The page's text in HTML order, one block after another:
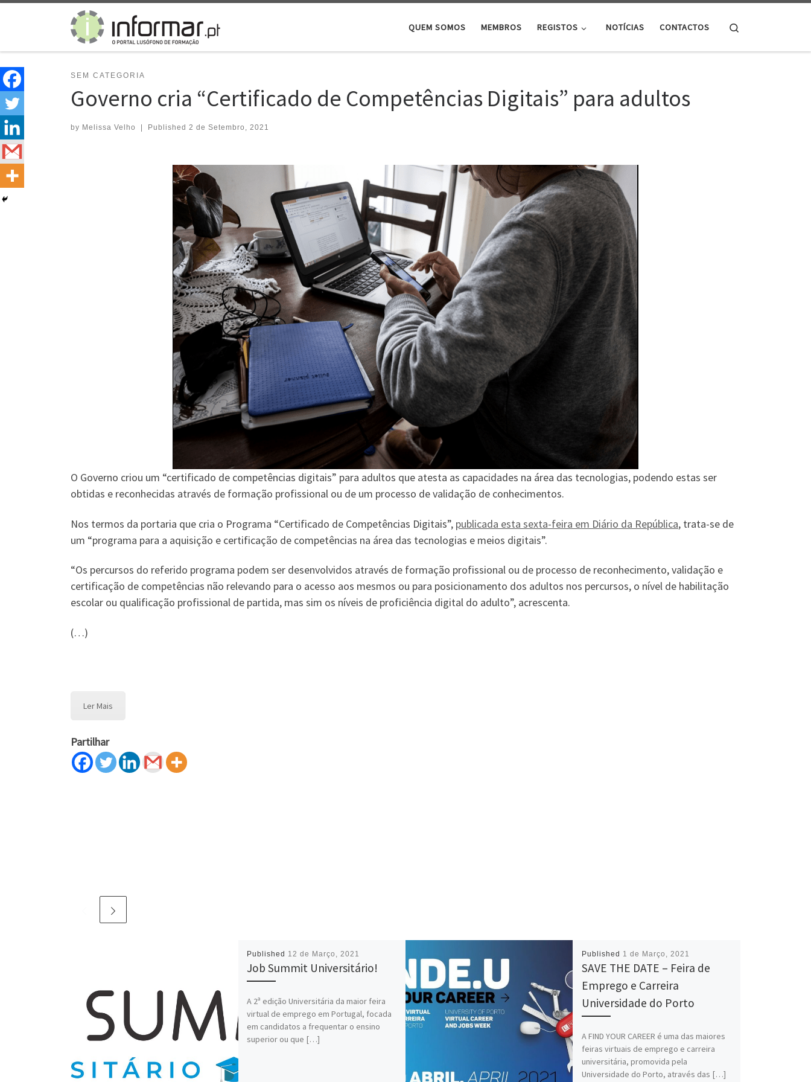
Skip to content
QUEM SOMOS MEMBROS REGISTOS NOTÍCIAS CONTACTOS
SEM CATEGORIA
Governo cria “Certificado de Competências Digitais” para adultos
by Melissa Velho | Published 2 de Setembro, 2021
O Governo criou um “certificado de competências digitais” para adultos que atesta as capacidades na área das tecnologias, podendo estas ser
obtidas e reconhecidas através de formação profissional ou de um processo de validação de conhecimentos.
Nos termos da portaria que cria o Programa “Certificado de Competências Digitais”, publicada esta sexta-feira em Diário da República, trata-se de
um “programa para a aquisição e certificação de competências na área das tecnologias e meios digitais”.
“Os percursos do referido programa podem ser desenvolvidos através de formação profissional ou de processo de reconhecimento, validação e
certificação de competências não relevando para o acesso aos mesmos ou para posicionamento dos adultos nos percursos, o nível de habilitação
escolar ou qualificação profissional de partida, mas sim os níveis de proficiência digital do adulto”, acrescenta.
(…)
Ler Mais
Partilhar
Published 12 de Março, 2021
Job Summit Universitário!
A 2ª edição Universitária da maior feira
virtual de emprego em Portugal, focada
em candidatos a frequentar o ensino
superior ou que […]
Published 1 de Março, 2021
SAVE THE DATE – Feira de
Emprego e Carreira
Universidade do Porto
A FIND YOUR CAREER é uma das maiores
feiras virtuais de emprego e carreira
universitária, promovida pela
Universidade do Porto, através das […]